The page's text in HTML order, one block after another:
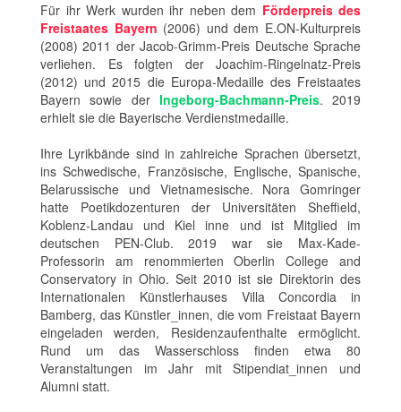
Für ihr Werk wurden ihr neben dem Förderpreis des
Freistaates Bayern (2006) und dem E.ON-Kulturpreis
(2008) 2011 der Jacob-Grimm-Preis Deutsche Sprache
verliehen. Es folgten der Joachim-Ringelnatz-Preis
(2012) und 2015 die Europa-Medaille des Freistaates
Bayern sowie der Ingeborg-Bachmann-Preis. 2019
erhielt sie die Bayerische Verdienstmedaille.
Ihre Lyrikbände sind in zahlreiche Sprachen übersetzt,
ins Schwedische, Französische, Englische, Spanische,
Belarussische und Vietnamesische. Nora Gomringer
hatte Poetikdozenturen der Universitäten Sheffield,
Koblenz-Landau und Kiel inne und ist Mitglied im
deutschen PEN-Club. 2019 war sie Max-Kade-
Professorin am renommierten Oberlin College and
Conservatory in Ohio. Seit 2010 ist sie Direktorin des
Internationalen Künstlerhauses Villa Concordia in
Bamberg, das Künstler_innen, die vom Freistaat Bayern
eingeladen werden, Residenzaufenthalte ermöglicht.
Rund um das Wasserschloss finden etwa 80
Veranstaltungen im Jahr mit Stipendiat_innen und
Alumni statt.